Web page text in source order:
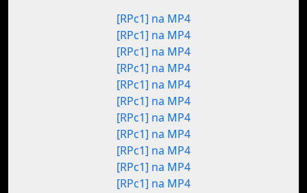
[RPc1] na MP4
[RPc1] na MP4
[RPc1] na MP4
[RPc1] na MP4
[RPc1] na MP4
[RPc1] na MP4
[RPc1] na MP4
[RPc1] na MP4
[RPc1] na MP4
[RPc1] na MP4
[RPc1] na MP4